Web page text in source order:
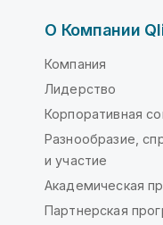
О Компании
Компания
Лидерство
Корпоративная
Разнообразие,
и участие
Академическая
Партнерская